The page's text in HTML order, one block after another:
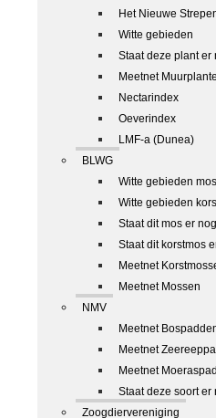
Het Nieuwe
Witte gebieden
Staat deze plant er
Meetnet
Nectarindex
Oeverindex
LMF-a (Dunea)
BLWG
Witte gebieden
Witte gebieden
Staat dit mos er
Staat dit korstmos
Meetnet
Meetnet Mossen
NMV
Meetnet
Meetnet
Meetnet
Staat deze soort er
Zoogdiervereniging